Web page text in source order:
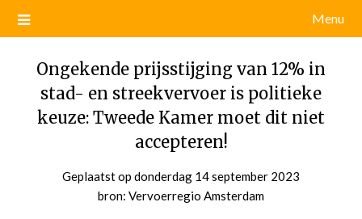
Menu
Ongekende prijsstijging van 12% in
stad- en streekvervoer is politieke
keuze: Tweede Kamer moet dit niet
accepteren!
Geplaatst op donderdag 14 september 2023
bron: Vervoerregio Amsterdam